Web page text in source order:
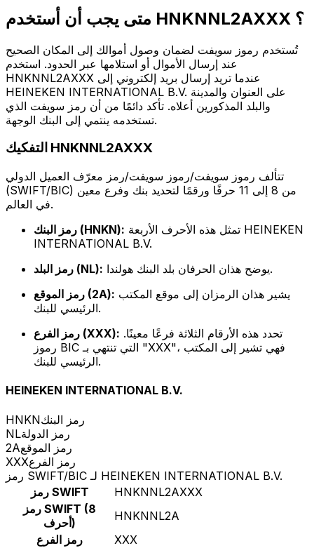
متى يجب أن أستخدم HNKNNL2AXXX ؟
تُستخدم رموز سويفت لضمان وصول أموالك إلى المكان الصحيح
عند إرسال الأموال أو استلامها عبر الحدود. استخدم
HNKNNL2AXXX عندما تريد إرسال بريد إلكتروني إلى
HEINEKEN INTERNATIONAL B.V. على العنوان والمدينة
والبلد المذكورين أعلاه. تأكد دائمًا من أن رمز سويفت الذي
تستخدمه ينتمي إلى البنك الوجهة.
التفكيك HNKNNL2AXXX
تتألف رموز سويفت/رموز سويفت/رمز معرّف العميل الدولي
(SWIFT/BIC) من 8 إلى 11 حرفًا ورقمًا لتحديد بنك وفرع معين
في العالم.
رمز البنك (HNKN):
INTERNATIONAL B.V.
رمز البلد (NL):
يوضح هذان الحرفان بلد البنك هولندا.
رمز الموقع (2A):
الرئيسي للبنك.
رمز الفرع (XXX):
رموز BIC التي تنتهي بـ "XXX"، فهي تشير إلى المكتب
الرئيسي للبنك.
HEINEKEN INTERNATIONAL B.V.
HNKNرمز البنك
NLرمز الدولة
2Aرمز الموقع
XXXرمز الفرع
رمز SWIFT/BIC لـ HEINEKEN INTERNATIONAL B.V.
رمز SWIFT
HNKNNL2AXXX
رمز SWIFT (8
أحرف)
HNKNNL2A
رمز الفرع
XXX